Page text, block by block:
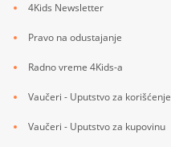
4Kids Newsletter
Pravo na odustajanje
Radno vreme 4Kids-a
Vaučeri - Uputstvo za korišćenje
Vaučeri - Uputstvo za kupovinu